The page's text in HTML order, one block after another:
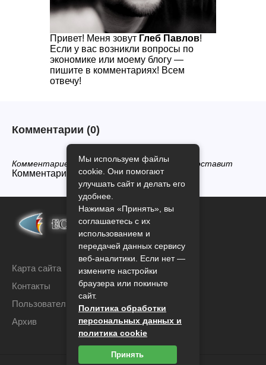
Привет! Меня зовут Глеб Павлов!
Если у вас возникли вопросы по
экономике или моему блогу —
пишите в комментариях! Всем
отвечу!
Комментарии (0)
Комментариев нет, будьте первым кто его оставит
Комментарии закрыты.
Карта сайта
Контакты
Пользовательское соглашение
Архив
Мы используем файлы
cookie. Они помогают
улучшать сайт и делать его
удобнее.
Нажимая «Принять», вы
соглашаетесь с их
использованием и
передачей данных сервису
веб-аналитики. Если нет —
измените настройки
браузера или покиньте
сайт.
Политика обработки
персональных данных и
политика cookie
Принять